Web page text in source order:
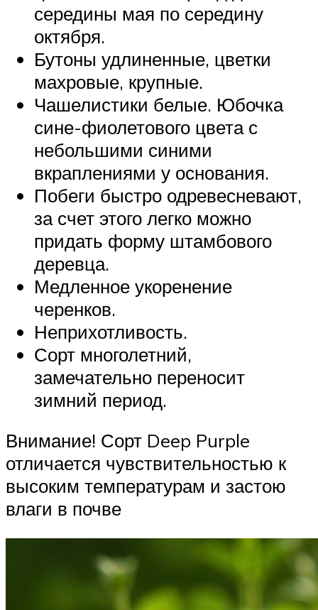
середины мая по середину
октября.
Бутоны удлиненные, цветки
махровые, крупные.
Чашелистики белые. Юбочка
сине-фиолетового цвета с
небольшими синими
вкраплениями у основания.
Побеги быстро одревесневают,
за счет этого легко можно
придать форму штамбового
деревца.
Медленное укоренение
черенков.
Неприхотливость.
Сорт многолетний,
замечательно переносит
зимний период.
Внимание! Сорт Deep Purple
отличается чувствительностью к
высоким температурам и застою
влаги в почве